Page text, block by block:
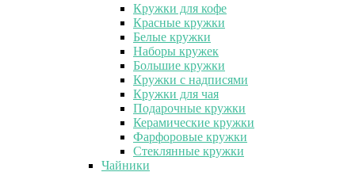
Кружки для кофе
Красные кружки
Белые кружки
Наборы кружек
Большие кружки
Кружки с надписями
Кружки для чая
Подарочные кружки
Керамические кружки
Фарфоровые кружки
Стеклянные кружки
Чайники